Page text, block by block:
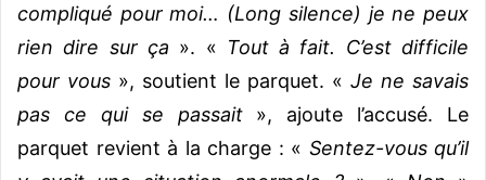
compliqué pour moi… (Long silence) je ne peux
rien dire sur ça ». « Tout à fait. C’est difficile
pour vous », soutient le parquet. « Je ne savais
pas ce qui se passait», ajoute l’accusé. Le
parquet revient à la charge : « Sentez-vous qu’il